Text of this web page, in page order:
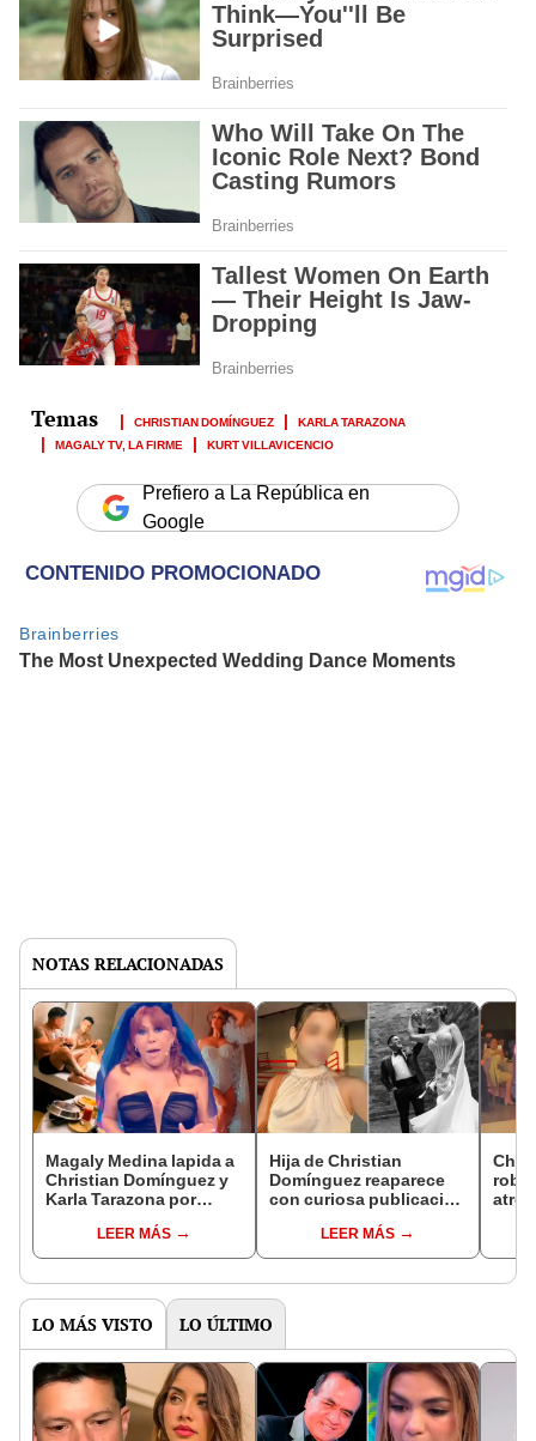
CHRISTIAN DOMÍNGUEZ
KARLA TARAZONA
MAGALY TV, LA FIRME
KURT VILLAVICENCIO
Prefiero a La República en
Google
NOTAS RELACIONADAS
Magaly Medina lapida a
Christian Domínguez y
Karla Tarazona por
fotos el día de su boda:
"Él sale en calzoncillos"
LEER MÁS
Hija de Christian
Domínguez reaparece
con curiosa publicación
Tarazona: "Para
siempre"
LEER MÁS
roba
LO MÁS VISTO LO ÚLTIMO